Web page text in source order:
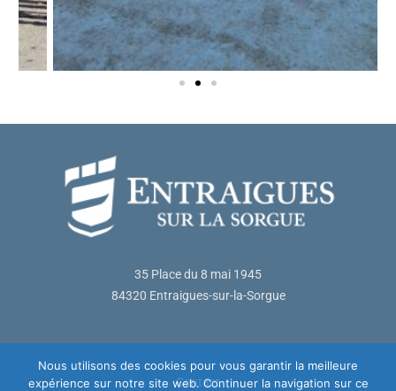
35 Place du 8 mai 1945
84320 Entraigues-sur-la-Sorgue
Contact
Nous utilisons des cookies pour vous garantir la meilleure
expérience sur notre site web. Continuer la navigation sur ce